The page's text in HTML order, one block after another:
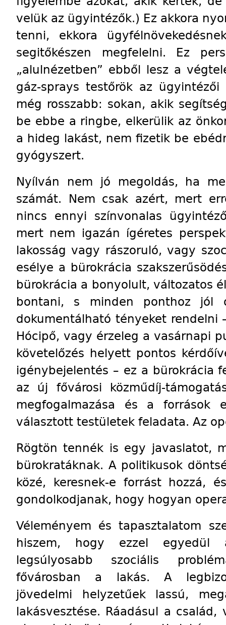
velük az ügyintézők.) Ez akkora
tenni, ekkora
segitőkészen megfelelni. Ez
„alulnézetben” ebből lesz a
gáz-sprays testőrök az
még rosszabb: sokan, akik
be ebbe a ringbe, elkerülik az
a hideg lakást, nem fizetik be
gyógyszert.
Nyílván nem jó megoldás, ha
számát. Nem csak azért, mert
nincs ennyi színvonalas
mert nem igazán ígéretes
lakosság vagy rászoruló, vagy
esélye a bürokrácia
bürokrácia a bonyolult, változatos
bontani, s minden ponthoz jól
dokumentálható tényeket rendelni
Hócipő, vagy érzeleg a vasárnapi
követelőzés helyett pontos
igénybejelentés – ez a bürokrácia
az új fővárosi közműdíj-
megfogalmazása és a
választott testületek feladata. Az
Rögtön tennék is egy javaslatot,
bürokratáknak. A politikusok
közé, keresnek-e forrást hozzá,
gondolkodjanak, hogy hogyan
Véleményem és tapasztalatom
hiszem, hogy ezzel
legsúlyosabb szociális
fővárosban a lakás. A
jövedelmi helyzetűek lassú,
lakásvesztése. Ráadásul a